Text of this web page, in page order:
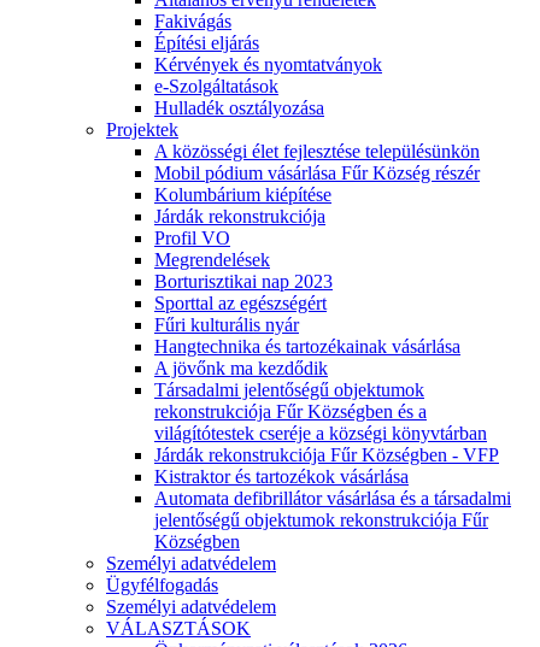
Fakivágás
Építési eljárás
Kérvények és nyomtatványok
e-Szolgáltatások
Hulladék osztályozása
Projektek
A közösségi élet fejlesztése településünkön
Mobil pódium vásárlása Fűr Község részér
Kolumbárium kiépítése
Járdák rekonstrukciója
Profil VO
Megrendelések
Borturisztikai nap 2023
Sporttal az egészségért
Fűri kulturális nyár
Hangtechnika és tartozékainak vásárlása
A jövőnk ma kezdődik
Társadalmi jelentőségű objektumok
rekonstrukciója Fűr Községben és a
világítótestek cseréje a községi könyvtárban
Járdák rekonstrukciója Fűr Községben - VFP
Kistraktor és tartozékok vásárlása
Automata defibrillátor vásárlása és a társadalmi
jelentőségű objektumok rekonstrukciója Fűr
Községben
Személyi adatvédelem
Ügyfélfogadás
Személyi adatvédelem
VÁLASZTÁSOK